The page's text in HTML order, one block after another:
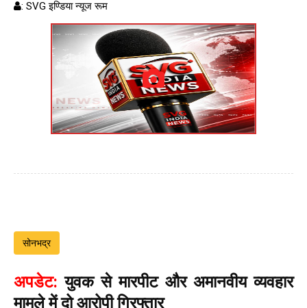
: SVG इण्डिया न्यूज रूम
सोनभद्र
अपडेट: युवक से मारपीट और अमानवीय व्यवहार
मामले में दो आरोपी गिरफ्तार